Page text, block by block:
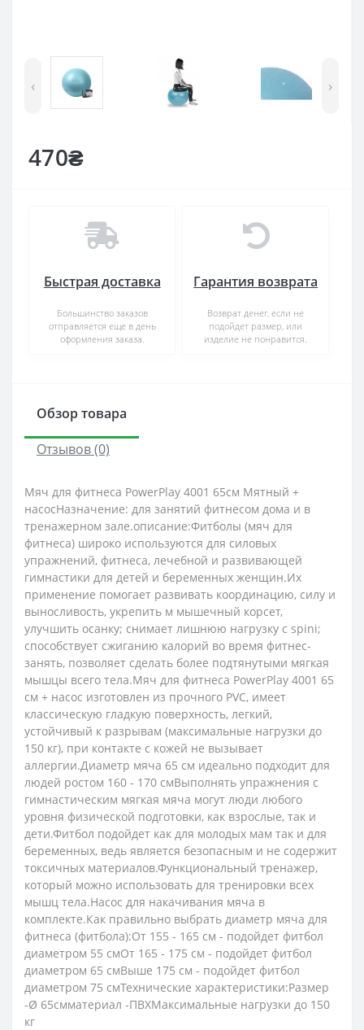
‹ ›
470₴
Быстрая доставка
Большинство заказов
отправляется еще в день
оформления заказа.
Гарантия возврата
Возврат денег, если не
подойдет размер, или
изделие не понравится.
Обзор товара
Отзывов (0)
Мяч для фитнеса PowerPlay 4001 65см Мятный +
насосНазначение: для занятий фитнесом дома и в
тренажерном зале.описание:Фитболы (мяч для
фитнеса) широко используются для силовых
упражнений, фитнеса, лечебной и развивающей
гимнастики для детей и беременных женщин.Их
применение помогает развивать координацию, силу и
выносливость, укрепить м мышечный корсет,
улучшить осанку; снимает лишнюю нагрузку с spini;
способствует сжиганию калорий во время фитнес-
занять, позволяет сделать более подтянутыми мягкая
мышцы всего тела.Мяч для фитнеса PowerPlay 4001 65
см + насос изготовлен из прочного PVC, имеет
классическую гладкую поверхность, легкий,
устойчивый к разрывам (максимальные нагрузки до
150 кг), при контакте с кожей не вызывает
аллергии.Диаметр мяча 65 см идеально подходит для
людей ростом 160 - 170 смВыполнять упражнения с
гимнастическим мягкая мяча могут люди любого
уровня физической подготовки, как взрослые, так и
дети.Фитбол подойдет как для молодых мам так и для
беременных, ведь является безопасным и не содержит
токсичных материалов.Функциональный тренажер,
который можно использовать для тренировки всех
мышц тела.Насос для накачивания мяча в
комплекте.Как правильно выбрать диаметр мяча для
фитнеса (фитбола):От 155 - 165 см - подойдет фитбол
диаметром 55 смОт 165 - 175 см - подойдет фитбол
диаметром 65 смВыше 175 см - подойдет фитбол
диаметром 75 смТехнические характеристики:Размер
-Ø 65смматериал -ПВХМаксимальные нагрузки до 150
кг